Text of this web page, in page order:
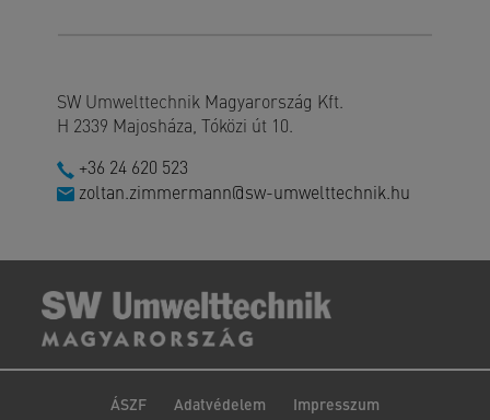
SW Umwelttechnik Magyarország Kft.
H 2339 Majosháza, Tóközi út 10.
+36 24 620 523
zoltan.zimmermann@sw-umwelttechnik.hu
ÁSZF Adatvédelem Impresszum